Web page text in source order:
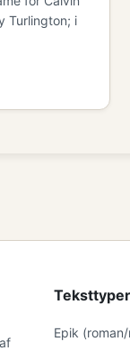
Turlington; i
Teksttyper
Epik